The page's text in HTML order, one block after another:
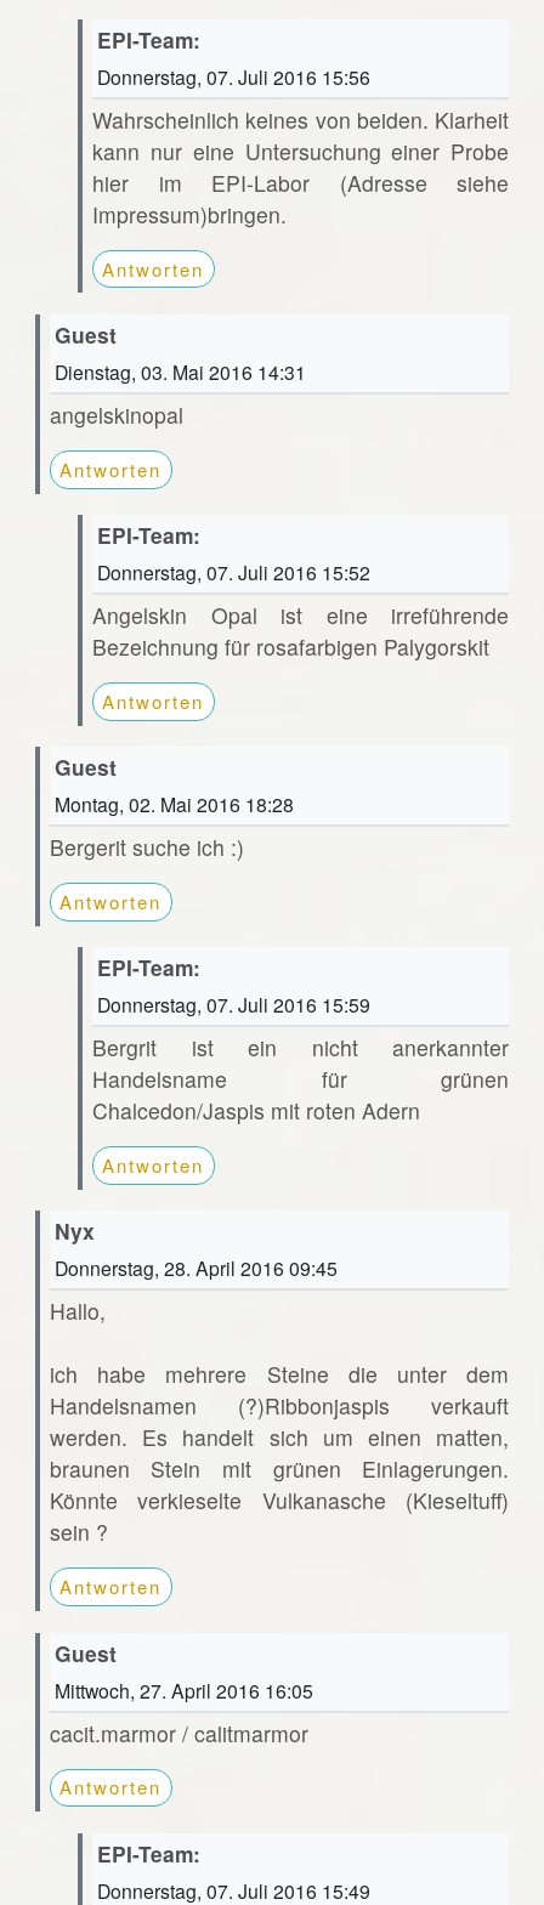
EPI-Team:
Donnerstag, 07. Juli 2016 15:56
Wahrscheinlich keines von beiden. Klarheit
kann nur eine Untersuchung einer Probe
hier im EPI-Labor (Adresse siehe
Impressum)bringen.
Antworten
Guest
Dienstag, 03. Mai 2016 14:31
angelskinopal
Antworten
EPI-Team:
Donnerstag, 07. Juli 2016 15:52
Angelskin Opal ist eine irreführende
Bezeichnung für rosafarbigen Palygorskit
Antworten
Guest
Montag, 02. Mai 2016 18:28
Bergerit suche ich :)
Antworten
EPI-Team:
Donnerstag, 07. Juli 2016 15:59
Bergrit ist ein nicht anerkannter
Handelsname für grünen
Chalcedon/Jaspis mit roten Adern
Antworten
Nyx
Donnerstag, 28. April 2016 09:45
Hallo,
ich habe mehrere Steine die unter dem
Handelsnamen (?)Ribbonjaspis verkauft
werden. Es handelt sich um einen matten,
braunen Stein mit grünen Einlagerungen.
Könnte verkieselte Vulkanasche (Kieseltuff)
sein ?
Antworten
Guest
Mittwoch, 27. April 2016 16:05
cacit.marmor / calitmarmor
Antworten
EPI-Team:
Donnerstag, 07. Juli 2016 15:49